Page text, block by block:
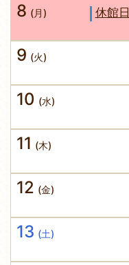
8 (月) 休館日
9 (火)
10 (水)
11 (木)
12 (金)
13 (土)